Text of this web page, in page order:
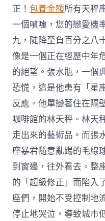
正！包養金額所有天秤
一個噴嚏，您的戀愛機
九，陡降至負百分之八
像是一個正在經歷中年
的絕望。張水瓶，一個
恐慌，這是他患有「星
反應。他單戀著住在隔
咖啡館的林天秤。林天
走出來的藝術品。而張
座暴君隨意亂踢的毛線
到窗邊，往外看去。整
的「超級修正」而陷入
座們，開始不受控制地
停止地哭泣，導致城市